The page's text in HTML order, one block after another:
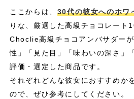
ここからは、 30代の彼女へのホワ
りな、厳選した高級チョコレート
Choclie高級チョコアンバサダー
性」「見た目」「味わいの深さ」
評価・選定した商品です。
それぞれどんな彼女におすすめか
ので、ぜひ参考にしてください。